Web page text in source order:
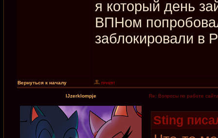
я который день
ВПНом
заблокировали в
Вернуться к началу
IJzerklompje Re: Вопросы по работе
Sting